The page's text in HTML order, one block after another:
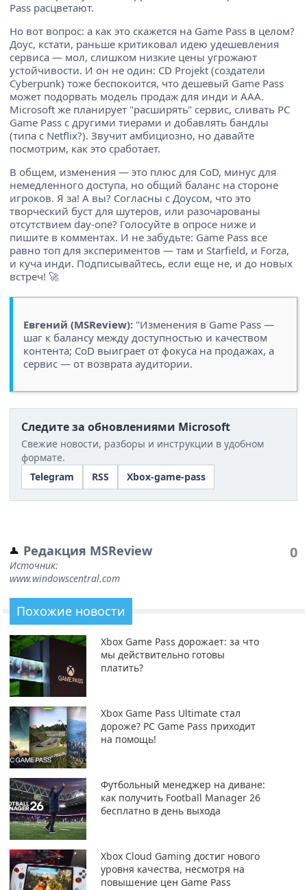
Pass расцветают.
Но вот вопрос: а как это скажется на Game Pass в целом?
Доус, кстати, раньше критиковал идею удешевления
сервиса — мол, слишком низкие цены угрожают
устойчивости. И он не один: CD Projekt (создатели
Cyberpunk) тоже беспокоится, что дешевый Game Pass
может подорвать модель продаж для инди и ААА.
Microsoft же планирует "расширять" сервис, сливать PC
Game Pass с другими тиерами и добавлять бандлы
(типа с Netflix?). Звучит амбициозно, но давайте
посмотрим, как это сработает.
В общем, изменения — это плюс для CoD, минус для
немедленного доступа, но общий баланс на стороне
игроков. Я за! А вы? Согласны с Доусом, что это
творческий буст для шутеров, или разочарованы
отсутствием day-one? Голосуйте в опросе ниже и
пишите в комментах. И не забудьте: Game Pass все
равно топ для экспериментов — там и Starfield, и Forza,
и куча инди. Подписывайтесь, если еще не, и до новых
встреч! 🚀
Евгений (MSReview): "Изменения в Game Pass —
шаг к балансу между доступностью и качеством
контента; CoD выиграет от фокуса на продажах, а
сервис — от возврата аудитории.
Следите за обновлениями Microsoft
Свежие новости, разборы и инструкции в удобном
формате.
Telegram
RSS Xbox-game-pass
Редакция MSReview
Источник:
www.windowscentral.com
0
Похожие новости
Xbox Game Pass дорожает: за что
мы действительно готовы
платить?
Xbox Game Pass Ultimate стал
дороже? PC Game Pass приходит
на помощь!
Футбольный менеджер на диване:
как получить Football Manager 26
бесплатно в день выхода
Xbox Cloud Gaming достиг нового
уровня качества, несмотря на
повышение цен Game Pass